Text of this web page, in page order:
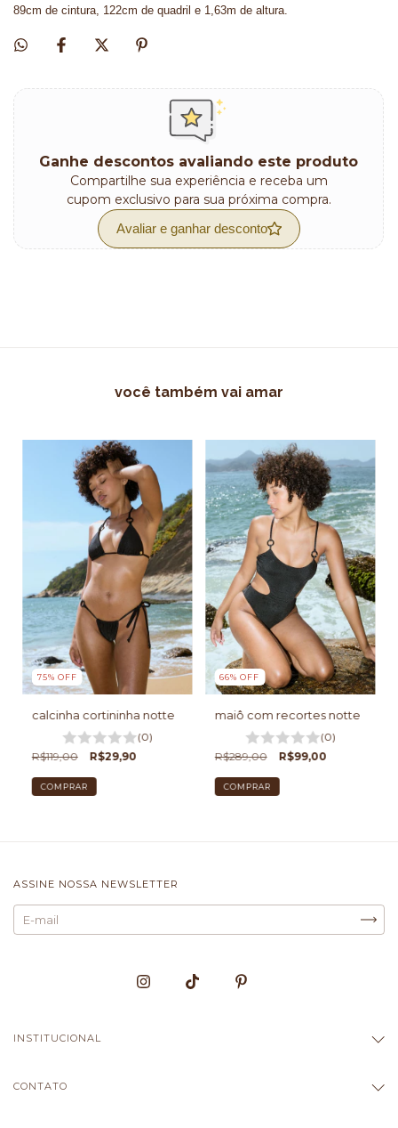
89cm de cintura, 122cm de quadril e 1,63m de altura.
Ganhe descontos avaliando este produto
Compartilhe sua experiência e receba um
cupom exclusivo para sua próxima compra.
Avaliar e ganhar desconto
você também vai amar
75% OFF
calcinha cortininha notte
(0)
R$119,00
R$29,90
COMPRAR
66%OFF
maiô com recortes notte
(0)
R$289,00
R$99,00
COMPRAR
ASSINE NOSSA NEWSLETTER
INSTITUCIONAL
CONTATO